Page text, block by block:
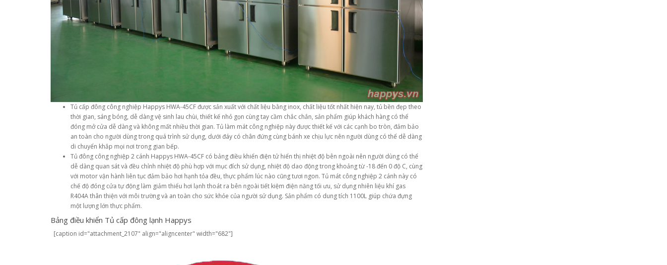
Tủ cấp đông công nghiệp Happys HWA-45CF được sản xuất với chất liệu bằng inox, chất liệu tốt nhất hiện nay, tủ bền đẹp theo
thời gian, sáng bóng, dễ dàng vệ sinh lau chùi, thiết kế nhỏ gọn cùng tay cầm chắc chắn, sản phẩm giúp khách hàng có thể
đóng mở cửa dễ dàng và không mất nhiều thời gian. Tủ làm mát công nghiệp này được thiết kế với các cạnh bo tròn, đảm bảo
an toàn cho người dùng trong quá trình sử dụng, dưới đáy có chân đứng cùng bánh xe chịu lực nên người dùng có thể dễ dàng
di chuyển khắp mọi nơi trong gian bếp.
Tủ đông công nghiệp 2 cánh Happys HWA-45CF có bảng điều khiển điện tử hiển thị nhiệt độ bên ngoài nên người dùng có thể
dễ dàng quan sát và đều chỉnh nhiệt độ phù hợp với mục đích sử dụng, nhiệt độ dao động trong khoảng từ -18 đến 0 độ C, cùng
với motor vận hành liên tục đảm bảo hơi hạnh tỏa đều, thực phẩm lúc nào cũng tươi ngon. Tủ mát công nghiệp 2 cánh này có
chế độ đóng cửa tự động làm giảm thiểu hơi lạnh thoát ra bên ngoài tiết kiệm điện năng tối ưu, sử dụng nhiên liệu khí gas
R404A thân thiện với môi trường và an toàn cho sức khỏe của người sử dụng. Sản phẩm có dung tích 1100L giúp chứa đựng
một lượng lớn thực phẩm.
Bảng điều khiển Tủ cấp đông lạnh Happys
[caption id="attachment_2107" align="aligncenter" width="682"]